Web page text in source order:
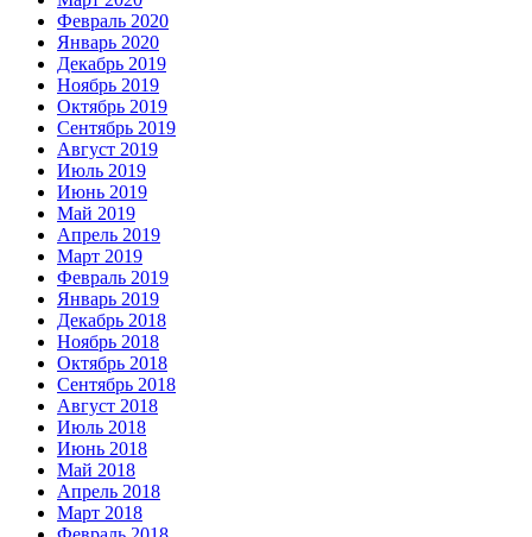
Февраль 2020
Январь 2020
Декабрь 2019
Ноябрь 2019
Октябрь 2019
Сентябрь 2019
Август 2019
Июль 2019
Июнь 2019
Май 2019
Апрель 2019
Март 2019
Февраль 2019
Январь 2019
Декабрь 2018
Ноябрь 2018
Октябрь 2018
Сентябрь 2018
Август 2018
Июль 2018
Июнь 2018
Май 2018
Апрель 2018
Март 2018